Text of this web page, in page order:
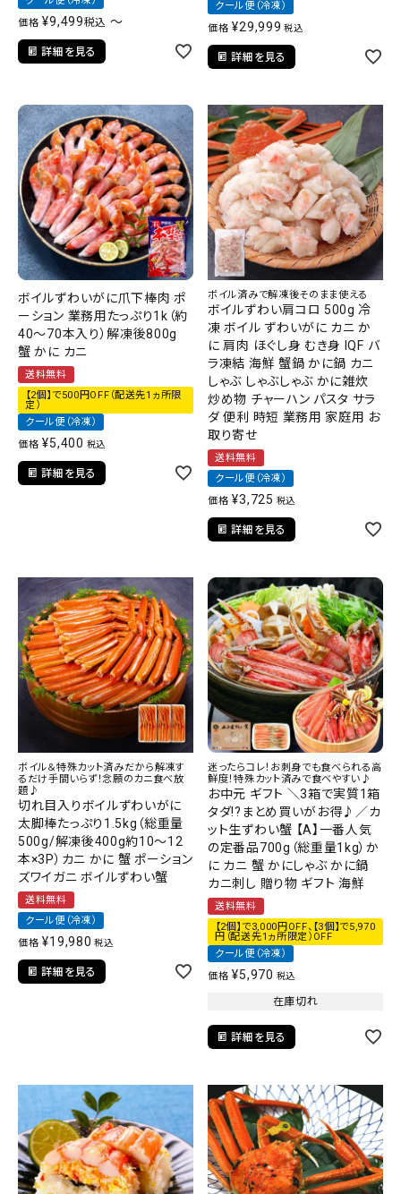
価格 ¥9,499税込 〜
詳細を見る
クール便（冷凍）
価格 ¥29,999 税込
詳細を見る
ボイルずわいがに爪下棒肉 ポ
ーション 業務用たっぷり1k（約
40～70本入り）解凍後800g
蟹 かに カニ
送料無料
【2個】で500円OFF（配送先1ヵ所限
定）
クール便（冷凍）
価格 ¥5,400 税込
詳細を見る
ボイル済みで解凍後そのまま使える
ボイルずわい肩コロ 500g 冷
凍 ボイル ずわいがに カニ か
に 肩肉 ほぐし身 むき身 IQF バ
ラ凍結 海鮮 蟹鍋 かに鍋 カニ
しゃぶ しゃぶしゃぶ かに雑炊
炒め物 チャーハン パスタ サラ
ダ 便利 時短 業務用 家庭用 お
取り寄せ
送料無料
クール便（冷凍）
価格 ¥3,725 税込
詳細を見る
ボイル＆特殊カット済みだから解凍す
るだけ手間いらず！念願のカニ食べ放
題♪
切れ目入りボイルずわいがに
太脚棒たっぷり1.5kg（総重量
500g/解凍後400g約10～12
本×3P）カニ かに 蟹 ポーション
ズワイガニ ボイルずわい蟹
送料無料
クール便（冷凍）
価格 ¥19,980 税込
詳細を見る
迷ったらコレ！お刺身でも食べられる高
鮮度！特殊カット済みで食べやすい♪
お中元 ギフト ＼3箱で実質1箱
タダ!?まとめ買いがお得♪／カ
ット生ずわい蟹 【A】一番人気
の定番品700g（総重量1kg）か
に カニ 蟹 かにしゃぶ かに鍋
カニ刺し 贈り物 ギフト 海鮮
送料無料
【2個】で3,000円OFF、【3個】で5,970
円（配送先1ヵ所限定）OFF
クール便（冷凍）
価格 ¥5,970 税込
在庫切れ
詳細を見る